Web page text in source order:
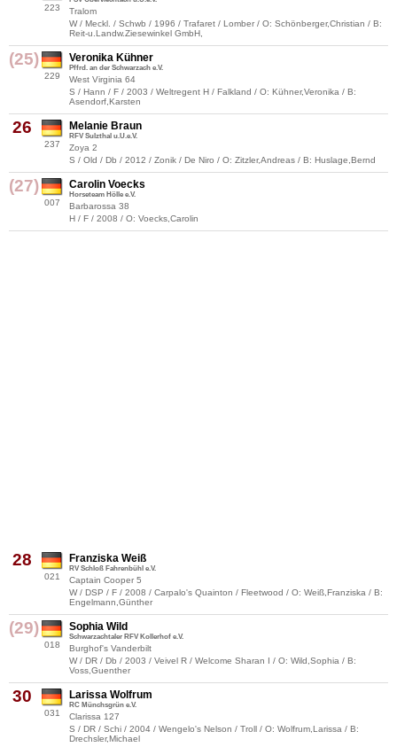
223
Tralom
W / Meckl. / Schwb / 1996 / Trafaret / Lomber / O: Schönberger,Christian / B:
Reit-u.Landw.Ziesewinkel GmbH,
(25)
229
Veronika Kühner
Pffrd. an der Schwarzach e.V.
West Virginia 64
S / Hann / F / 2003 / Weltregent H / Falkland / O: Kühner,Veronika / B:
Asendorf,Karsten
26
237
Melanie Braun
RFV Sulzthal u.U.e.V.
Zoya 2
S / Old / Db / 2012 / Zonik / De Niro / O: Zitzler,Andreas / B: Huslage,Bernd
(27)
007
Carolin Voecks
Horseteam Hölle e.V.
Barbarossa 38
H / F / 2008 / O: Voecks,Carolin
28
021
Franziska Weiß
RV Schloß Fahrenbühl e.V.
Captain Cooper 5
W / DSP / F / 2008 / Carpalo's Quainton / Fleetwood / O: Weiß,Franziska / B:
Engelmann,Günther
(29)
018
Sophia Wild
Schwarzachtaler RFV Kollerhof e.V.
Burghof's Vanderbilt
W / DR / Db / 2003 / Veivel R / Welcome Sharan I / O: Wild,Sophia / B:
Voss,Guenther
30
031
Larissa Wolfrum
RC Münchsgrün e.V.
Clarissa 127
S / DR / Schi / 2004 / Wengelo's Nelson / Troll / O: Wolfrum,Larissa / B:
Drechsler,Michael